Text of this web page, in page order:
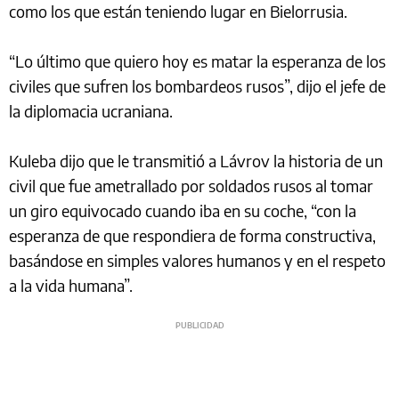
como los que están teniendo lugar en Bielorrusia.
“Lo último que quiero hoy es matar la esperanza de los
civiles que sufren los bombardeos rusos”, dijo el jefe de
la diplomacia ucraniana.
Kuleba dijo que le transmitió a Lávrov la historia de un
civil que fue ametrallado por soldados rusos al tomar
un giro equivocado cuando iba en su coche, “con la
esperanza de que respondiera de forma constructiva,
basándose en simples valores humanos y en el respeto
a la vida humana”.